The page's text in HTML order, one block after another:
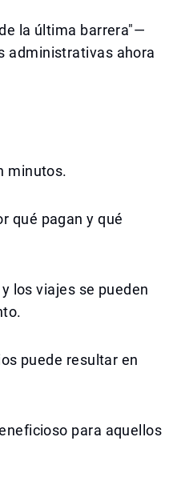
la última barrera"—
administrativas ahora
minutos.
qué pagan y qué
los viajes se pueden
puede resultar en
para aquellos